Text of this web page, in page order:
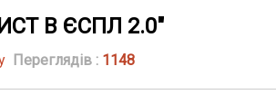
В ЄСПЛ 2.0"
Переглядів : 1148